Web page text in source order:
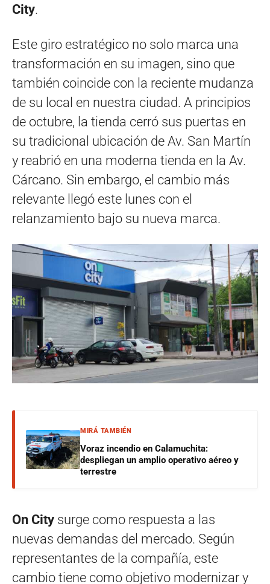
City.
Este giro estratégico no solo marca una
transformación en su imagen, sino que
también coincide con la reciente mudanza
de su local en nuestra ciudad. A principios
de octubre, la tienda cerró sus puertas en
su tradicional ubicación de Av. San Martín
y reabrió en una moderna tienda en la Av.
Cárcano. Sin embargo, el cambio más
relevante llegó este lunes con el
relanzamiento bajo su nueva marca.
MIRÁ TAMBIÉN
Voraz incendio en Calamuchita:
despliegan un amplio operativo aéreo y
terrestre
On City surge como respuesta a las
nuevas demandas del mercado. Según
representantes de la compañía, este
cambio tiene como objetivo modernizar y